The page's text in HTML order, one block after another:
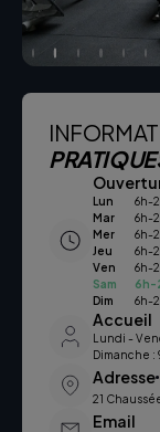
Lun
6h-
Mar
6h-
Mer
6h-
Jeu
6h-
Ven
6h-
Sam
6h-
Dim
6h-
Accueil
Lundi -
Dimanche :
Adresse
21
Email